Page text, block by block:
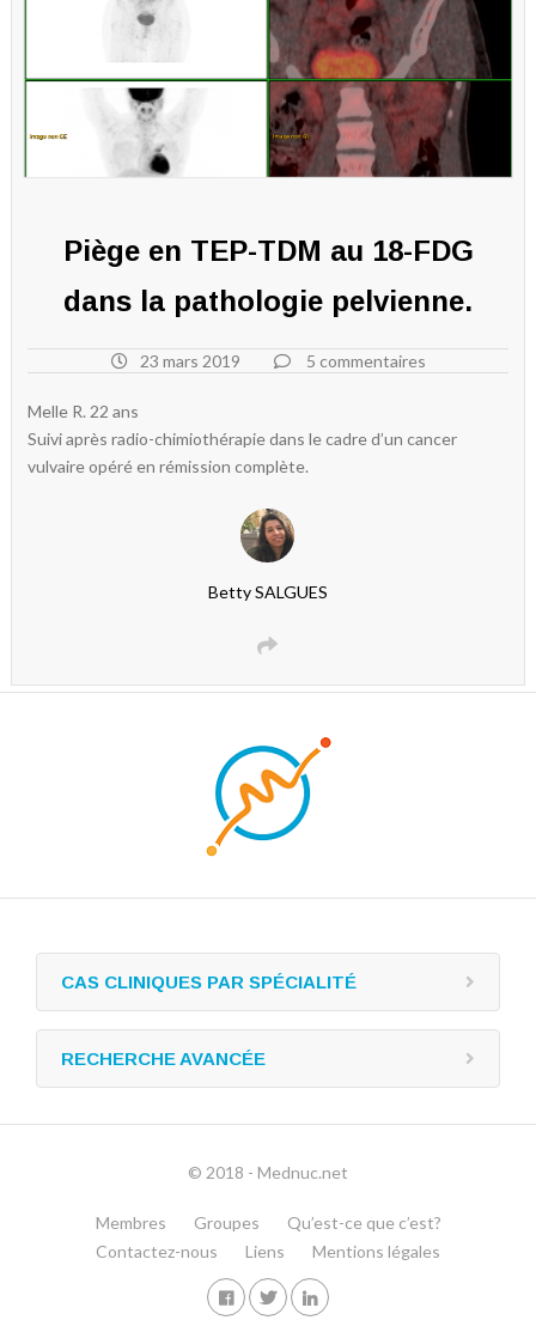
Piège en TEP-TDM au 18-FDG
dans la pathologie pelvienne.
23 mars 2019 5 commentaires
Melle R. 22 ans
Suivi après radio-chimiothérapie dans le cadre d’un cancer
vulvaire opéré en rémission complète.
Betty SALGUES
CAS CLINIQUES PAR SPÉCIALITÉ
RECHERCHE AVANCÉE
© 2018 - Mednuc.net
Membres Groupes
Qu’est-ce que c’est?
Contactez-nous
Liens Mentions légales